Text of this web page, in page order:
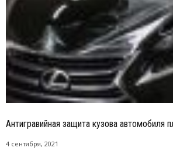
Антигравийная защита кузова автомобиля
4 сентября, 2021